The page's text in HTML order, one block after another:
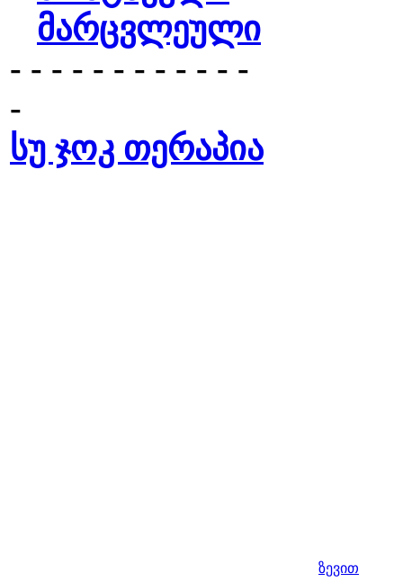
მარცვლეული
- - - - - - - - - - - -
-
სუ ჯოკ თერაპია
ზევით